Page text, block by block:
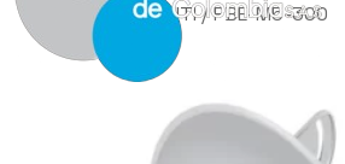
Home/ UBIQUITI/ PBE-M5-300